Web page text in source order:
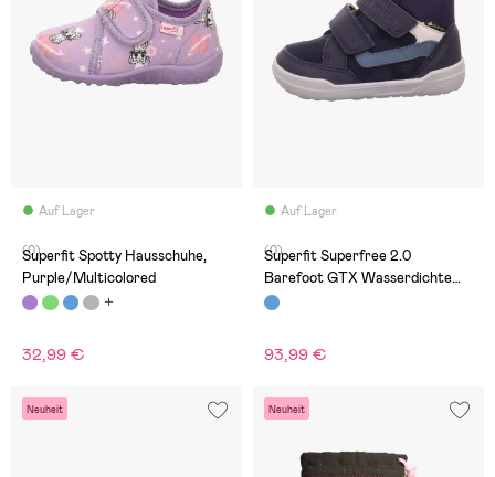
Auf Lager
(0)
Superfit Spotty Hausschuhe,
Purple/Multicolored
32,99 €
Auf Lager
(0)
Superfit Superfree 2.0
Barefoot GTX Wasserdichte
Mid Sneaker, Blue
93,99 €
Neuheit Neuheit